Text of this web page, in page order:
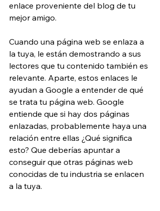
enlace proveniente del blog de tu
mejor amigo.
Cuando una página web se enlaza a
la tuya, le están demostrando a sus
lectores que tu contenido también es
relevante. Aparte, estos enlaces le
ayudan a Google a entender de qué
se trata tu página web. Google
entiende que si hay dos páginas
enlazadas, probablemente haya una
relación entre ellas ¿Qué significa
esto? Que deberías apuntar a
conseguir que otras páginas web
conocidas de tu industria se enlacen
a la tuya.